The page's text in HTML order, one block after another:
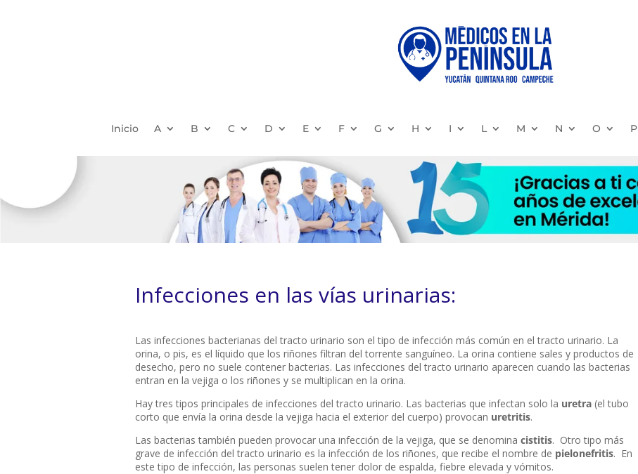
Inicio A B C D E F G H I L M N O P
Infecciones en las vías urinarias:
Las infecciones bacterianas del tracto urinario son el tipo de infección más común en el tracto urinario. La
orina, o pis, es el líquido que los riñones filtran del torrente sanguíneo. La orina contiene sales y productos de
desecho, pero no suele contener bacterias. Las infecciones del tracto urinario aparecen cuando las bacterias
entran en la vejiga o los riñones y se multiplican en la orina.
Hay tres tipos principales de infecciones del tracto urinario. Las bacterias que infectan solo la uretra (el tubo
corto que envía la orina desde la vejiga hacia el exterior del cuerpo) provocan uretritis.
Las bacterias también pueden provocar una infección de la vejiga, que se denomina cistitis. Otro tipo más
grave de infección del tracto urinario es la infección de los riñones, que recibe el nombre de pielonefritis. En
este tipo de infección, las personas suelen tener dolor de espalda, fiebre elevada y vómitos.